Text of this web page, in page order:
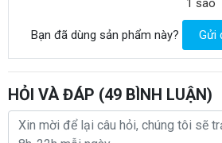
1 sao
Bạn đã dùng sản phẩm này? Gửi
HỎI VÀ ĐÁP (49 BÌNH LUẬN)